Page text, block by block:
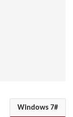
Windows 7